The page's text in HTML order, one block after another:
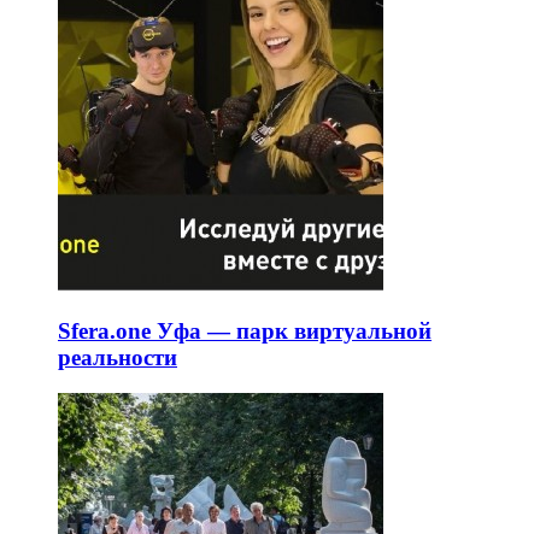
Sfera.one Уфа — парк виртуальной
реальности